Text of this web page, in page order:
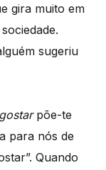
gira muito em
sugeriu
põe-te
para nós de
Quando